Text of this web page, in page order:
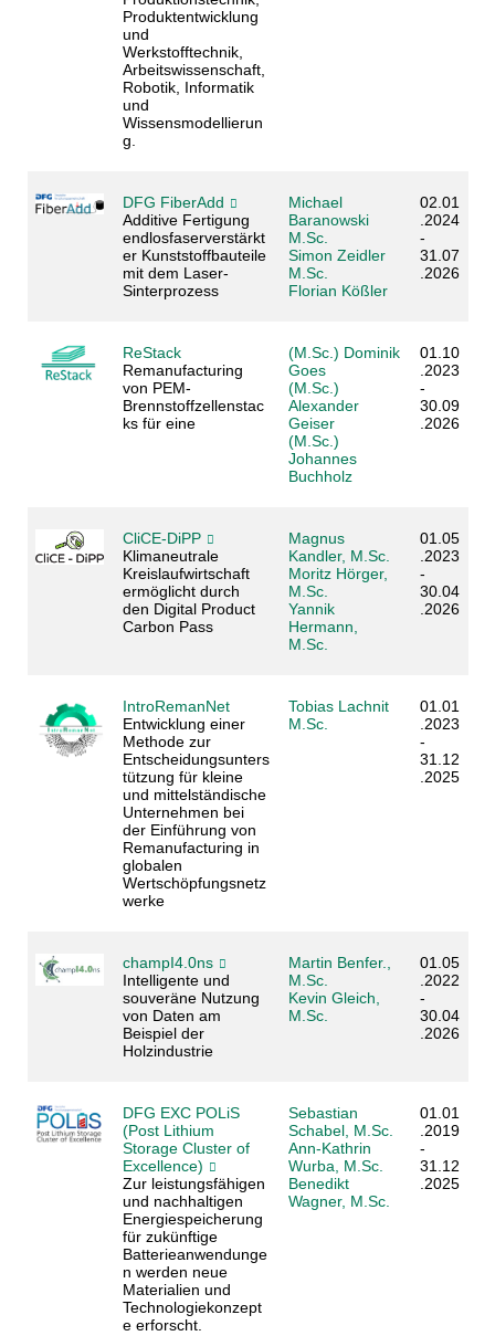
Produktentwicklung
und
Werkstofftechnik,
Arbeitswissenschaft,
Robotik, Informatik
und
Wissensmodellierun
g.
DFG FiberAdd
Additive Fertigung
endlosfaserverstärkt
er Kunststoffbauteile
mit dem Laser-
Sinterprozess
Michael
Baranowski
M.Sc.
Simon Zeidler
M.Sc.
Florian Kößler
02.01
.2024
-
31.07
.2026
ReStack
Remanufacturing
von PEM-
Brennstoffzellenstac
ks für eine
(M.Sc.) Dominik
Goes
(M.Sc.)
Alexander
Geiser
(M.Sc.)
Johannes
Buchholz
01.10
.2023
-
30.09
.2026
CliCE-DiPP
Klimaneutrale
Kreislaufwirtschaft
ermöglicht durch
den Digital Product
Carbon Pass
Magnus
Kandler, M.Sc.
Moritz Hörger,
M.Sc.
Yannik
Hermann,
M.Sc.
01.05
.2023
-
30.04
.2026
IntroRemanNet
Entwicklung einer
Methode zur
Entscheidungsunters
tützung für kleine
und mittelständische
Unternehmen bei
der Einführung von
Remanufacturing in
globalen
Wertschöpfungsnetz
werke
Tobias Lachnit
M.Sc.
01.01
.2023
-
31.12
.2025
champI4.0ns
Intelligente und
souveräne Nutzung
von Daten am
Beispiel der
Holzindustrie
Martin Benfer.,
M.Sc.
Kevin Gleich,
M.Sc.
01.05
.2022
-
30.04
.2026
DFG EXC POLiS
(Post Lithium
Storage Cluster of
Excellence)
Zur leistungsfähigen
und nachhaltigen
Energiespeicherung
für zukünftige
Batterieanwendunge
n werden neue
Materialien und
Technologiekonzept
e erforscht.
Sebastian
Schabel, M.Sc.
Ann-Kathrin
Wurba, M.Sc.
Benedikt
Wagner, M.Sc.
01.01
.2019
-
31.12
.2025